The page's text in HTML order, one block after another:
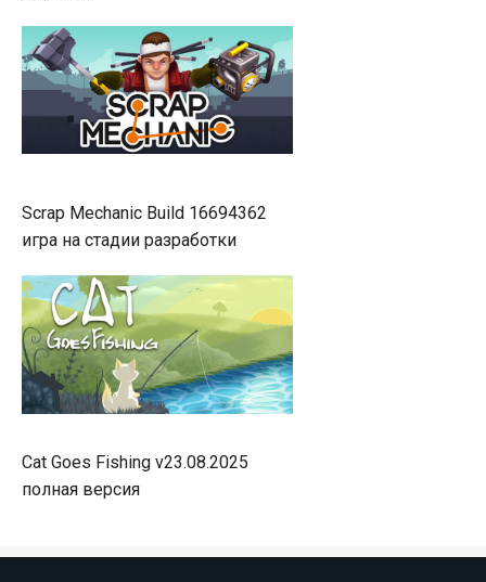
Scrap Mechanic Build 16694362
игра на стадии разработки
Cat Goes Fishing v23.08.2025
полная версия